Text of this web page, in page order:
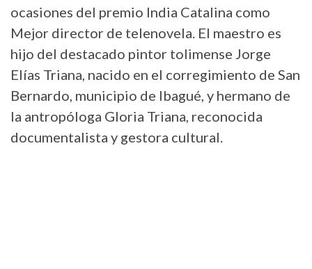
ocasiones del premio India Catalina como
Mejor director de telenovela. El maestro es
hijo del destacado pintor tolimense Jorge
Elías Triana, nacido en el corregimiento de San
Bernardo, municipio de Ibagué, y hermano de
la antropóloga Gloria Triana, reconocida
documentalista y gestora cultural.